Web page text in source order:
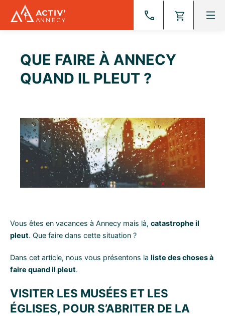
contenu
QUE FAIRE À ANNECY
QUAND IL PLEUT ?
Vous êtes en vacances à Annecy mais là, catastrophe il
pleut. Que faire dans cette situation ?
Dans cet article, nous vous présentons la liste des choses à
faire quand il pleut.
VISITER LES MUSÉES ET LES
ÉGLISES, POUR S’ABRITER DE LA